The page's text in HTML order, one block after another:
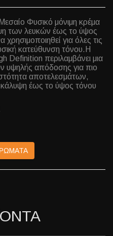
Φυσικό μόνιμη κρέμα
των λευκών έως το ύψος
για όλες τις
κατεύθυνση τόνου.Η
Definition περιλαμβάνει μια
υψηλής απόδοσης για πιο
αποτελεσμάτων,
κάλυψη έως το ύψος τόνου